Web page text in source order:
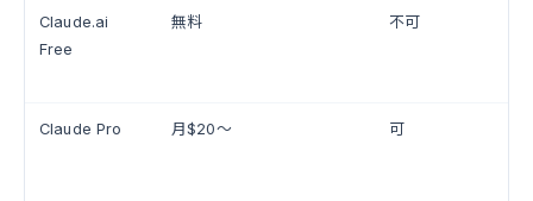
Claude.ai
Free
無料 不可
Claude Pro 月$20〜 可